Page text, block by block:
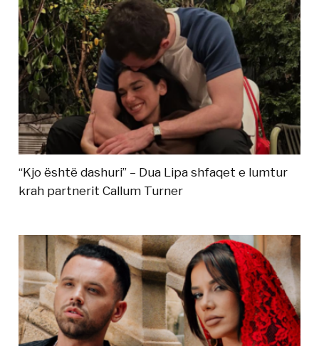
“Kjo është dashuri” – Dua Lipa shfaqet e lumtur
krah partnerit Callum Turner